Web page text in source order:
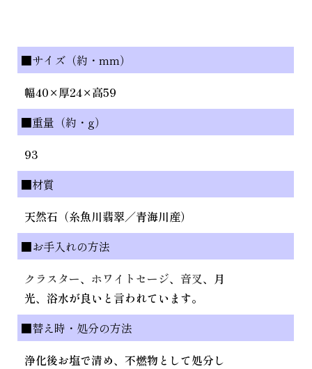
■サイズ（約・mm）
幅40×厚24×高59
■重量（約・g）
93
■材質
天然石（糸魚川翡翠／青海川産）
■お手入れの方法
クラスター、 ホワイトセージ、 音叉、月
光、浴水が良いと言われています。
■替え時・処分の方法
浄化後お塩で清め、不燃物として処分し